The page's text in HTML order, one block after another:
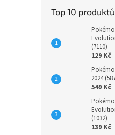
Top 10 produktů
(7110)
129 Kč
2024
549 Kč
(1032)
139 Kč